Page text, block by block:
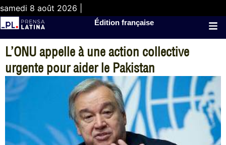
samedi 8 août 2026 |
Édition française
L’ONU appelle à une action collective
urgente pour aider le Pakistan